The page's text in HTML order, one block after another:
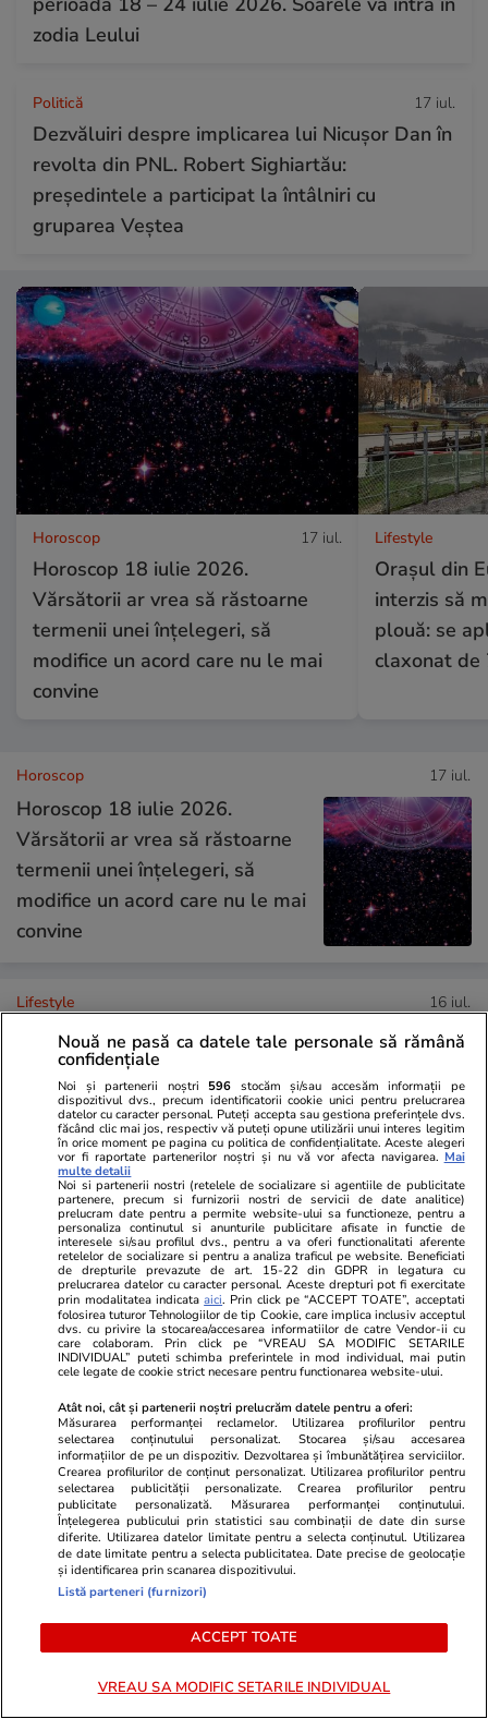
zodia Leului
Politică 17 iul.
Dezvăluiri despre implicarea lui Nicușor Dan în
revolta din PNL. Robert Sighiartău:
președintele a participat la întâlniri cu
gruparea Veștea
Horoscop 17 iul.
Horoscop 18 iulie 2026.
Vărsătorii ar vrea să răstoarne
termenii unei înțelegeri, să
modifice un acord care nu le mai
convine
Lifestyle
Orașul din
interzis să
plouă: se
claxonat de
Horoscop 17 iul.
Horoscop 18 iulie 2026.
Vărsătorii ar vrea să răstoarne
termenii unei înțelegeri, să
modifice un acord care nu le mai
convine
Lifestyle 16 iul.
Cum îţi laşi casa în siguranţă
înainte de a pleca în concediu
Lifestyle 14 iul.
Ce este făina de tapioca și în ce
rețete poate fi folosită
Lifestyle 14 iul.
Ce este săpunul de Marsilia și
la ce se folosește
Știri România
Nouă ne pasă ca datele tale personale să rămână
confidențiale
Noi și partenerii noștri 596 stocăm și/sau accesăm informații pe
dispozitivul dvs., precum identificatorii cookie unici pentru prelucrarea
datelor cu caracter personal. Puteți accepta sau gestiona preferințele dvs.
făcând clic mai jos, respectiv vă puteți opune utilizării unui interes legitim
în orice moment pe pagina cu politica de confidențialitate. Aceste alegeri
vor fi raportate partenerilor noștri și nu vă vor afecta navigarea. Mai
multe detalii
Noi si partenerii nostri (retelele de socializare si agentiile de publicitate
partenere, precum si furnizorii nostri de servicii de date analitice)
prelucram date pentru a permite website-ului sa functioneze, pentru a
personaliza continutul si anunturile publicitare afisate in functie de
interesele si/sau profilul dvs., pentru a va oferi functionalitati aferente
retelelor de socializare si pentru a analiza traficul pe website. Beneficiati
de drepturile prevazute de art. 15-22 din GDPR in legatura cu
prelucrarea datelor cu caracter personal. Aceste drepturi pot fi exercitate
prin modalitatea indicataaici. Prin click pe “ACCEPT TOATE”, acceptati
folosirea tuturor Tehnologiilor de tip Cookie, care implica inclusiv acceptul
dvs. cu privire la stocarea/accesarea informatiilor de catre Vendor-ii cu
care colaboram. Prin click pe “VREAU SA MODIFIC SETARILE
INDIVIDUAL” puteti schimba preferintele in mod individual, mai putin
cele legate de cookie strict necesare pentru functionarea website-ului.
Atât noi, cât și partenerii noștri prelucrăm datele pentru a oferi:
Măsurarea performanței reclamelor. Utilizarea profilurilor pentru
selectarea conținutului personalizat. Stocarea și/sau accesarea
informațiilor de pe un dispozitiv. Dezvoltarea și îmbunătățirea serviciilor.
Crearea profilurilor de conținut personalizat. Utilizarea profilurilor pentru
selectarea publicității personalizate. Crearea profilurilor pentru
publicitate personalizată. Măsurarea performanței conținutului.
Înțelegerea publicului prin statistici sau combinații de date din surse
diferite. Utilizarea datelor limitate pentru a selecta conținutul. Utilizarea
de date limitate pentru a selecta publicitatea. Date precise de geolocație
și identificarea prin scanarea dispozitivului.
Listă parteneri (furnizori)
ACCEPT TOATE
VREAU SA MODIFIC SETARILE INDIVIDUAL